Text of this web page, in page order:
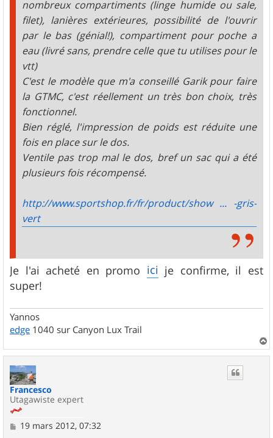
nombreux compartiments (linge humide ou sale,
filet), lanières extérieures, possibilité de l'ouvrir
par le bas (génial!), compartiment pour poche a
eau (livré sans, prendre celle que tu utilises pour le
vtt)
C'est le modèle que m'a conseillé Garik pour faire
la GTMC, c'est réellement un très bon choix, très
fonctionnel.
Bien réglé, l'impression de poids est réduite une
fois en place sur le dos.
Ventile pas trop mal le dos, bref un sac qui a été
plusieurs fois récompensé.
http://www.sportshop.fr/fr/product/show ... -gris-
vert
Je l'ai acheté en promo ici je confirme, il est
super!
Yannos
edge 1040 sur Canyon Lux Trail
a
Francesco
Utagawiste expert
M19 mars 2012, 07:32